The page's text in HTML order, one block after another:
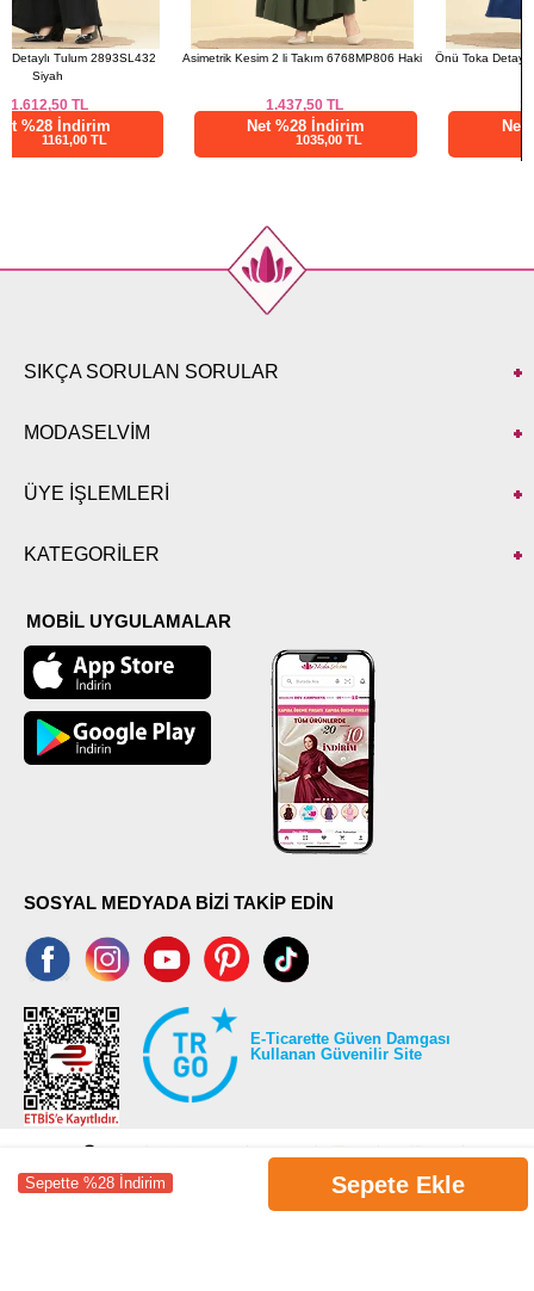
Sepette %28 İndirim Sepete Ekle
Asimetrik Kesim 2 li Takım 6768MP806 Haki
Net %28 İndirim
Önü Toka Detaylı Elbise 2638MSZ1172 Açık
Net %28 İndirim
SIKÇA SORULAN SORULAR
MODASELVİM
ÜYE İŞLEMLERİ
KATEGORİLER
MOBİL UYGULAMALAR
SOSYAL MEDYADA BİZİ TAKİP EDİN
E-Ticarette Güven Damgası
Kullanan Güvenilir Site
©2026 Tüm modaselvim.com hakları saklıdır.